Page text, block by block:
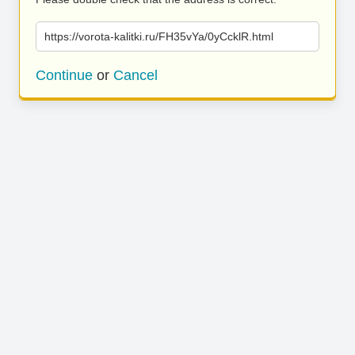
https://vorota-kalitki.ru/FH35vYa/0yCcklR.html
Continue or Cancel